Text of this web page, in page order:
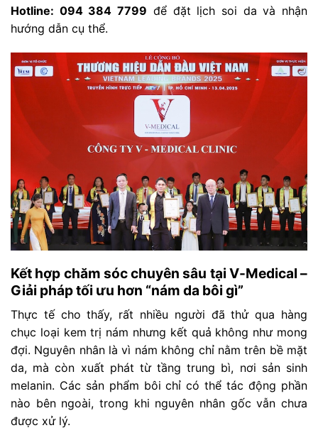
Hotline: 094 384 7799 để đặt lịch soi da và nhận
hướng dẫn cụ thể.
Kết hợp chăm sóc chuyên sâu tại V-Medical –
Giải pháp tối ưu hơn “nám da bôi gì”
Thực tế cho thấy, rất nhiều người đã thử qua hàng
chục loại kem trị nám nhưng kết quả không như mong
đợi. Nguyên nhân là vì nám không chỉ nằm trên bề mặt
da, mà còn xuất phát từ tầng trung bì, nơi sản sinh
melanin. Các sản phẩm bôi chỉ có thể tác động phần
nào bên ngoài, trong khi nguyên nhân gốc vẫn chưa
được xử lý.